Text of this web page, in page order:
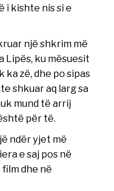
i kishte nis si e
një shkrim më
ku mësuesit
ka zë, dhe po sipas
shkuar aq larg sa
mund të arrij
për të.
ndër yjet më
e saj pos në
dhe në